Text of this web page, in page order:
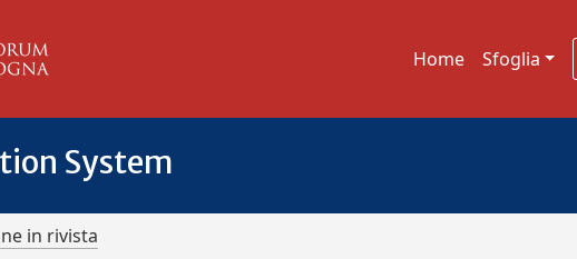
Home Sfoglia
System
in rivista